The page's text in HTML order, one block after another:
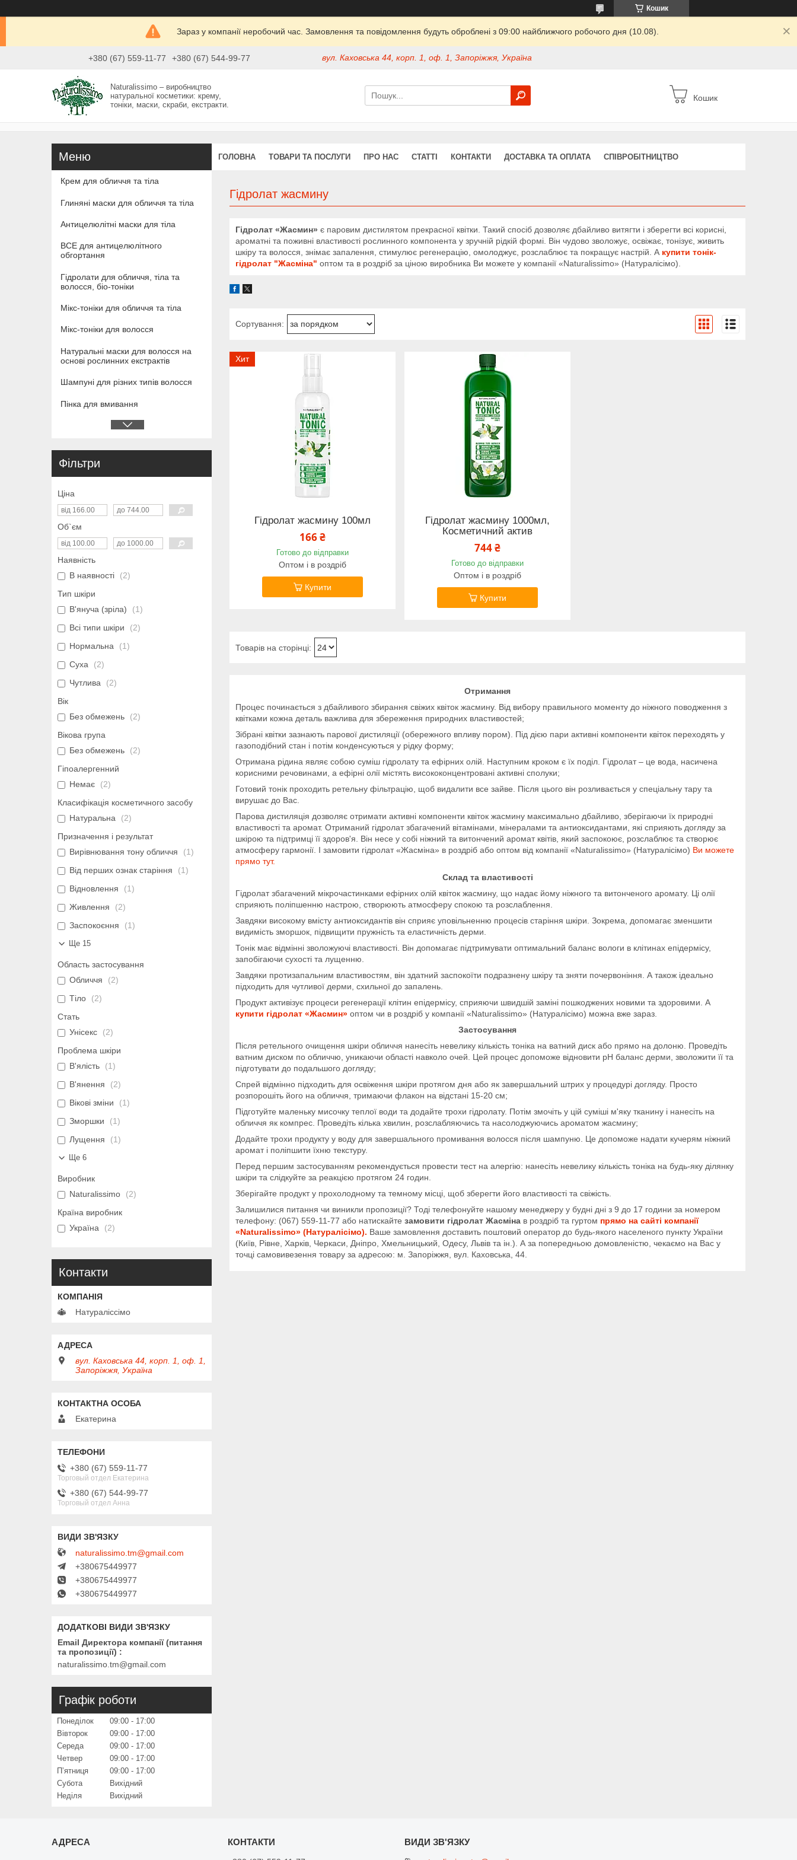
Кошик
Зараз у компанії неробочий час. Замовлення та повідомлення будуть оброблені з 09:00 найближчого робочого дня (10.08).
+380 (67) 559-11-77 +380 (67) 544-99-77 вул. Каховська 44, корп. 1, оф. 1, Запоріжжя, Україна
Naturalissimo – виробництво
натуральної косметики: крему,
тоніки, маски, скраби, екстракти.
Кошик
ГОЛОВНА ТОВАРИ ТА ПОСЛУГИ ПРО НАС СТАТТІ КОНТАКТИ ДОСТАВКА ТА ОПЛАТА СПІВРОБІТНИЦТВО
Гідролат жасмину
Гідролат «Жасмин» є паровим дистилятом прекрасної квітки. Такий спосіб дозволяє дбайливо витягти і зберегти всі корисні,
ароматні та поживні властивості рослинного компонента у зручній рідкій формі. Він чудово зволожує, освіжає, тонізує, живить
шкіру та волосся, знімає запалення, стимулює регенерацію, омолоджує, розслаблює та покращує настрій. А купити тонік-
гідролат "Жасміна" оптом та в роздріб за ціною виробника Ви можете у компанії «Naturalissimo» (Натуралісімо).
Хит
Гідролат жасмину 100мл
166 ₴
Готово до відправки
Оптом і в роздріб
Купити
Гідролат жасмину 1000мл,
Косметичний актив
744 ₴
Готово до відправки
Оптом і в роздріб
Купити
Отримання
Процес починається з дбайливого збирання свіжих квіток жасмину. Від вибору правильного моменту до ніжного поводження з
квітками кожна деталь важлива для збереження природних властивостей;
Зібрані квітки зазнають парової дистиляції (обережного впливу пором). Під дією пари активні компоненти квіток переходять у
газоподібний стан і потім конденсуються у рідку форму;
Отримана рідина являє собою суміш гідролату та ефірних олій. Наступним кроком є їх поділ. Гідролат – це вода, насичена
корисними речовинами, а ефірні олії містять висококонцентровані активні сполуки;
Готовий тонік проходить ретельну фільтрацію, щоб видалити все зайве. Після цього він розливається у спеціальну тару та
вирушає до Вас.
Парова дистиляція дозволяє отримати активні компоненти квіток жасмину максимально дбайливо, зберігаючи їх природні
властивості та аромат. Отриманий гідролат збагачений вітамінами, мінералами та антиоксидантами, які сприяють догляду за
шкірою та підтримці її здоров'я. Він несе у собі ніжний та витончений аромат квітів, який заспокоює, розслаблює та створює
атмосферу гармонії. І замовити гідролат «Жасміна» в роздріб або оптом від компанії «Naturalissimo» (Натуралісімо) Ви можете
прямо тут.
Склад та властивості
Гідролат збагачений мікрочастинками ефірних олій квіток жасмину, що надає йому ніжного та витонченого аромату. Ці олії
сприяють поліпшенню настрою, створюють атмосферу спокою та розслаблення.
Завдяки високому вмісту антиоксидантів він сприяє уповільненню процесів старіння шкіри. Зокрема, допомагає зменшити
видимість зморшок, підвищити пружність та еластичність дерми.
Тонік має відмінні зволожуючі властивості. Він допомагає підтримувати оптимальний баланс вологи в клітинах епідермісу,
запобігаючи сухості та лущенню.
Завдяки протизапальним властивостям, він здатний заспокоїти подразнену шкіру та зняти почервоніння. А також ідеально
підходить для чутливої дерми, схильної до запалень.
Продукт активізує процеси регенерації клітин епідермісу, сприяючи швидшій заміні пошкоджених новими та здоровими. А
купити гідролат «Жасмин» оптом чи в роздріб у компанії «Naturalissimo» (Натуралісімо) можна вже зараз.
Застосування
Після ретельного очищення шкіри обличчя нанесіть невелику кількість тоніка на ватний диск або прямо на долоню. Проведіть
ватним диском по обличчю, уникаючи області навколо очей. Цей процес допоможе відновити pH баланс дерми, зволожити її та
підготувати до подальшого догляду;
Спрей відмінно підходить для освіження шкіри протягом дня або як завершальний штрих у процедурі догляду. Просто
розпорошіть його на обличчя, тримаючи флакон на відстані 15-20 см;
Підготуйте маленьку мисочку теплої води та додайте трохи гідролату. Потім змочіть у цій суміші м'яку тканину і нанесіть на
обличчя як компрес. Проведіть кілька хвилин, розслабляючись та насолоджуючись ароматом жасмину;
Додайте трохи продукту у воду для завершального промивання волосся після шампуню. Це допоможе надати кучерям ніжний
аромат і поліпшити їхню текстуру.
Перед першим застосуванням рекомендується провести тест на алергію: нанесіть невелику кількість тоніка на будь-яку ділянку
шкіри та слідкуйте за реакцією протягом 24 годин.
Зберігайте продукт у прохолодному та темному місці, щоб зберегти його властивості та свіжість.
Залишилися питання чи виникли пропозиції? Тоді телефонуйте нашому менеджеру у будні дні з 9 до 17 години за номером
телефону: (067) 559-11-77 або натискайте замовити гідролат Жасміна в роздріб та гуртом прямо на сайті компанії
«Naturalissimo» (Натуралісімо). Ваше замовлення доставить поштовий оператор до будь-якого населеного пункту України
(Київ, Рівне, Харків, Черкаси, Дніпро, Хмельницький, Одесу, Львів та ін.). А за попередньою домовленістю, чекаємо на Вас у
точці самовивезення товару за адресою: м. Запоріжжя, вул. Каховська, 44.
Крем для обличчя та тіла
Глиняні маски для обличчя та тіла
Антицелюлітні маски для тіла
ВСЕ для антицелюлітного
обгортання
Гідролати для обличчя, тіла та
волосся, біо-тоніки
Мікс-тоніки для обличчя та тіла
Мікс-тоніки для волосся
Натуральні маски для волосся на
основі рослинних екстрактів
Шампуні для різних типів волосся
Пінка для вмивання
Фільтри
Ціна
Об`єм
Наявність
В наявності
2
Тип шкіри
В'януча (зріла)
1
Всі типи шкіри
2
Нормальна
1
Суха
2
Чутлива
2
Вік
Без обмежень
2
Вікова група
Без обмежень
2
Гіпоалергенний
Немає
2
Класифікація косметичного засобу
Натуральна
2
Призначення і результат
Вирівнювання тону обличчя
1
Від перших ознак старіння
1
Відновлення
1
Живлення
2
Заспокоєння
1
Ще 15
Область застосування
Обличчя
2
Тіло
2
Стать
Унісекс
2
Проблема шкіри
В'ялість
1
В'янення
2
Вікові зміни
1
Зморшки
1
Лущення
1
Ще 6
Виробник
Naturalissimo
2
Країна виробник
Україна
2
Контакти
Натураліссімо
вул. Каховська 44, корп. 1, оф. 1,
Запоріжжя, Україна
Екатерина
+380 (67) 559-11-77
Торговый отдел Екатерина
+380 (67) 544-99-77
Торговый отдел Анна
naturalissimo.tm@gmail.com
+380675449977
+380675449977
+380675449977
Email Директора компанії (питання
та пропозиції)
naturalissimo.tm@gmail.com
Графік роботи
Понеділок 09:00
17:00
Вівторок
09:00
17:00
Середа
09:00
17:00
Четвер
09:00
17:00
Пʼятниця
09:00
17:00
Субота
Вихідний
Неділя
Вихідний